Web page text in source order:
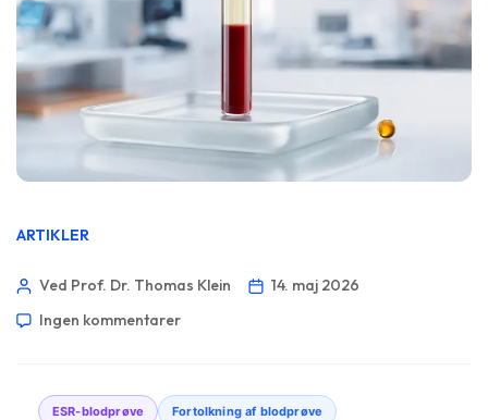
ARTIKLER
Ved Prof. Dr. Thomas Klein
14. maj 2026
Ingen kommentarer
ESR-blodprøve Fortolkning af blodprøve